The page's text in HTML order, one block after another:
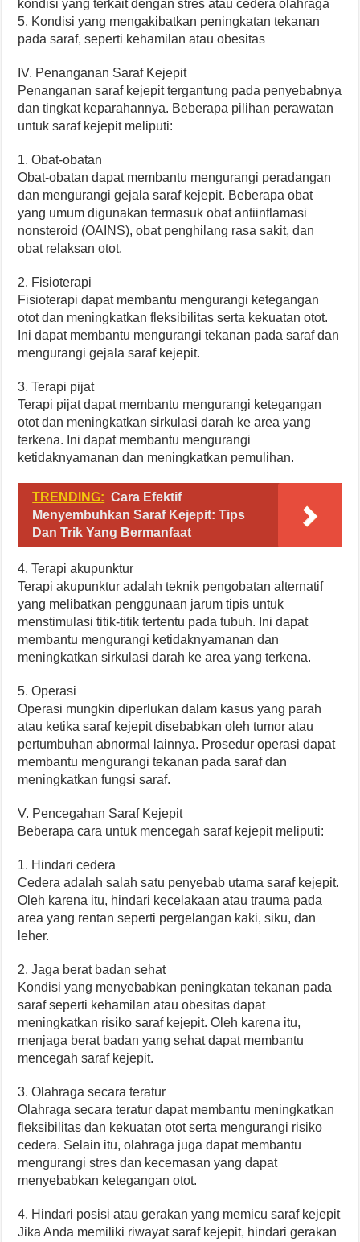
kondisi yang terkait dengan stres atau cedera olahraga
5. Kondisi yang mengakibatkan peningkatan tekanan
pada saraf, seperti kehamilan atau obesitas
IV. Penanganan Saraf Kejepit
Penanganan saraf kejepit tergantung pada penyebabnya
dan tingkat keparahannya. Beberapa pilihan perawatan
untuk saraf kejepit meliputi:
1. Obat-obatan
Obat-obatan dapat membantu mengurangi peradangan
dan mengurangi gejala saraf kejepit. Beberapa obat
yang umum digunakan termasuk obat antiinflamasi
nonsteroid (OAINS), obat penghilang rasa sakit, dan
obat relaksan otot.
2. Fisioterapi
Fisioterapi dapat membantu mengurangi ketegangan
otot dan meningkatkan fleksibilitas serta kekuatan otot.
Ini dapat membantu mengurangi tekanan pada saraf dan
mengurangi gejala saraf kejepit.
3. Terapi pijat
Terapi pijat dapat membantu mengurangi ketegangan
otot dan meningkatkan sirkulasi darah ke area yang
terkena. Ini dapat membantu mengurangi
ketidaknyamanan dan meningkatkan pemulihan.
TRENDING: Cara Efektif
Menyembuhkan Saraf Kejepit: Tips
Dan Trik Yang Bermanfaat
4. Terapi akupunktur
Terapi akupunktur adalah teknik pengobatan alternatif
yang melibatkan penggunaan jarum tipis untuk
menstimulasi titik-titik tertentu pada tubuh. Ini dapat
membantu mengurangi ketidaknyamanan dan
meningkatkan sirkulasi darah ke area yang terkena.
5. Operasi
Operasi mungkin diperlukan dalam kasus yang parah
atau ketika saraf kejepit disebabkan oleh tumor atau
pertumbuhan abnormal lainnya. Prosedur operasi dapat
membantu mengurangi tekanan pada saraf dan
meningkatkan fungsi saraf.
V. Pencegahan Saraf Kejepit
Beberapa cara untuk mencegah saraf kejepit meliputi:
1. Hindari cedera
Cedera adalah salah satu penyebab utama saraf kejepit.
Oleh karena itu, hindari kecelakaan atau trauma pada
area yang rentan seperti pergelangan kaki, siku, dan
leher.
2. Jaga berat badan sehat
Kondisi yang menyebabkan peningkatan tekanan pada
saraf seperti kehamilan atau obesitas dapat
meningkatkan risiko saraf kejepit. Oleh karena itu,
menjaga berat badan yang sehat dapat membantu
mencegah saraf kejepit.
3. Olahraga secara teratur
Olahraga secara teratur dapat membantu meningkatkan
fleksibilitas dan kekuatan otot serta mengurangi risiko
cedera. Selain itu, olahraga juga dapat membantu
mengurangi stres dan kecemasan yang dapat
menyebabkan ketegangan otot.
4. Hindari posisi atau gerakan yang memicu saraf kejepit
Jika Anda memiliki riwayat saraf kejepit, hindari gerakan